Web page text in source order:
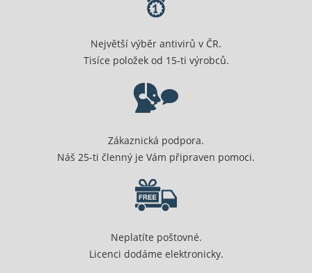
Největší výběr antivirů v ČR.
Tisíce položek od 15-ti výrobců.
Zákaznická podpora.
Náš 25-ti členný je Vám připraven pomoci.
Neplatíte poštovné.
Licenci dodáme elektronicky.